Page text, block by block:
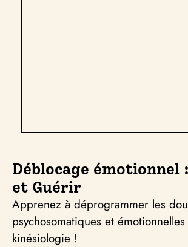
Déblocage émotionnel
et Guérir
Apprenez à déprogrammer les
psychosomatiques et
kinésiologie !